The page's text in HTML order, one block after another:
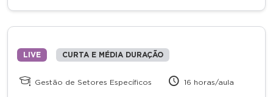
LIVE CURTA E MÉDIA DURAÇÃO
Gestão de Setores Específicos 16 horas/aula